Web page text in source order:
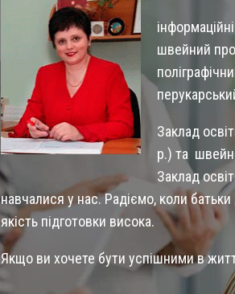
швейний
Заклад
р.) та
Заклад
навчалися у нас. Радіємо, коли батьки
якість підготовки висока.
Якщо ви хочете бути успішними в